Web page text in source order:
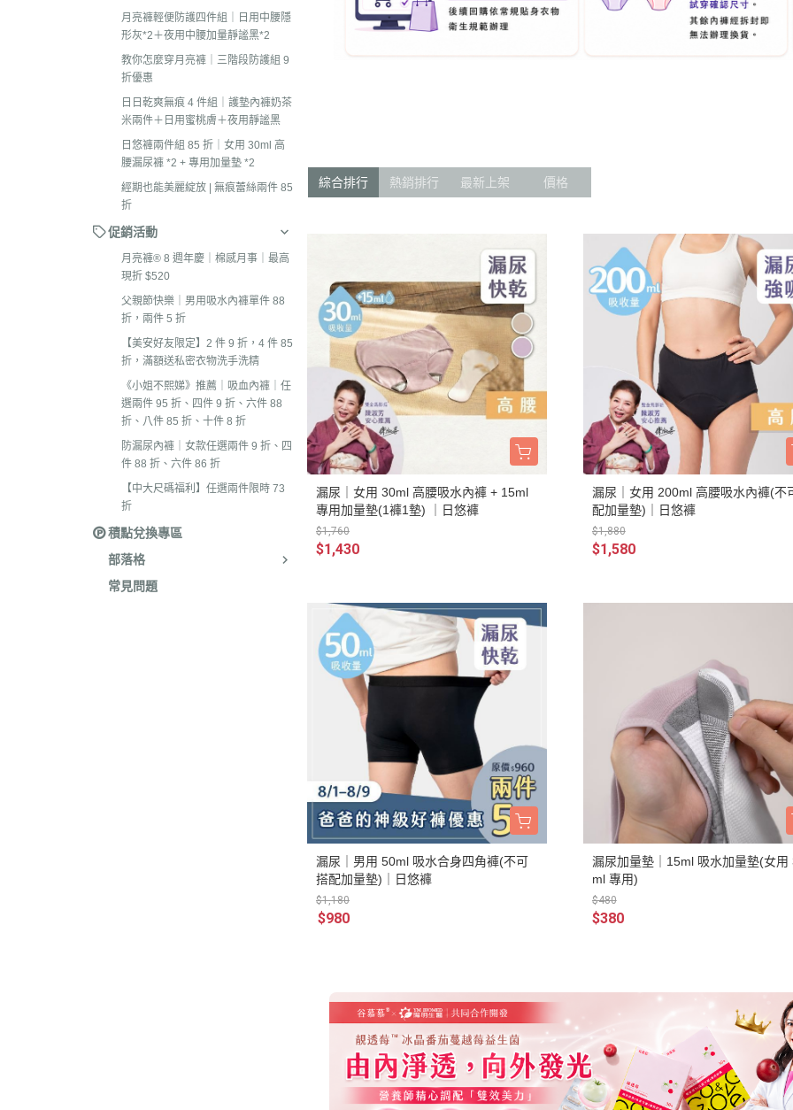
月亮褲輕便防護四件組｜日用中腰隱
形灰*2＋夜用中腰加量靜謐黑*2
教你怎麼穿月亮褲｜三階段防護組 9
折優惠
日日乾爽無痕 4 件組｜護墊內褲奶茶
米兩件＋日用蜜桃膚＋夜用靜謐黑
日悠褲兩件組 85 折｜女用 30ml 高
腰漏尿褲 *2 + 專用加量墊 *2
經期也能美麗綻放 | 無痕蕾絲兩件 85
折
促銷活動
月亮褲® 8 週年慶｜棉感月事｜最高
現折 $520
父親節快樂｜男用吸水內褲單件 88
折，兩件 5 折
【美安好友限定】2 件 9 折，4 件 85
折，滿額送私密衣物洗手洗精
《小姐不熙娣》推薦｜吸血內褲｜任
選兩件 95 折、四件 9 折、六件 88
折、八件 85 折、十件 8 折
防漏尿內褲｜女款任選兩件 9 折、四
件 88 折、六件 86 折
【中大尺碼福利】任選兩件限時 73
折
積點兌換專區
部落格
常見問題
綜合排行 熱銷排行 最新上架 價格
漏尿｜女用 30ml 高腰吸水內褲 + 15ml
專用加量墊(1褲1墊) ｜日悠褲
$1,760
$1,430
漏尿｜女用 200ml 高腰吸水內褲(不
配加量墊)｜日悠褲
$1,880
$1,580
漏尿｜男用 50ml 吸水合身四角褲(不可
搭配加量墊)｜日悠褲
$1,180
$980
漏尿加量墊｜15ml 吸水加量墊(女用
ml 專用)
$480
$380